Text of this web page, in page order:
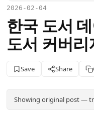
2026-02-04
한국 도서
도서 커버리
Save Share
Showing original post —